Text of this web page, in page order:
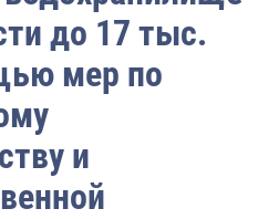
до 17 тыс.
мер по
и